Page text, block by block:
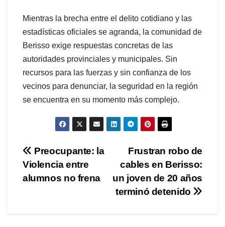
Mientras la brecha entre el delito cotidiano y las
estadísticas oficiales se agranda, la comunidad de
Berisso exige respuestas concretas de las
autoridades provinciales y municipales. Sin
recursos para las fuerzas y sin confianza de los
vecinos para denunciar, la seguridad en la región
se encuentra en su momento más complejo.
Navegación
de
Frustran robo de
cables en Berisso:
un joven de 20 años
terminó detenido
Preocupante: la
Violencia entre
alumnos no frena